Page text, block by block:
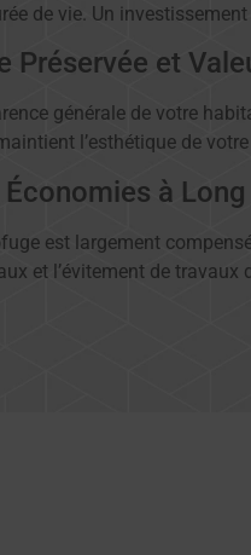
de vie. Un
Préservée et
générale de votre
l’esthétique de
Économies à
est largement
et l’évitement de travaux